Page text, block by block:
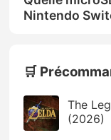
Nintendo
🛒
The
(2026)